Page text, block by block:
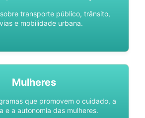
transporte público, trânsito,
e mobilidade urbana.
Mulheres
que promovem o cuidado, a
e a autonomia das mulheres.